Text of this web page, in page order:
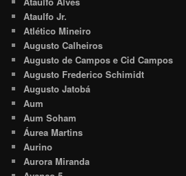
Ataulfo Jr.
Atlético Mineiro
Augusto Calheiros
Augusto de Campos e Cid Campos
Augusto Frederico Schimidt
Augusto Jatobá
Aum
Aum Soham
Áurea Martins
Aurino
Aurora Miranda